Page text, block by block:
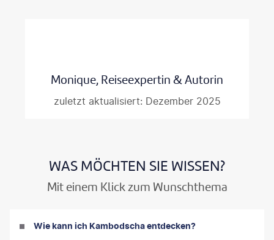
Monique, Reiseexpertin & Autorin
zuletzt aktualisiert: Dezember 2025
WAS MÖCHTEN SIE WISSEN?
Mit einem Klick zum Wunschthema
Wie kann ich Kambodscha entdecken?